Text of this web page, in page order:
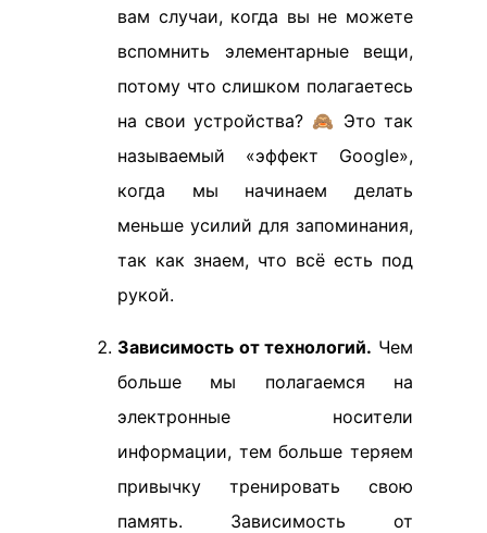
вам случаи, когда вы не можете
вспомнить элементарные вещи,
потому что слишком полагаетесь
на свои устройства? 🙈 Это так
называемый «эффект Google»,
когда мы начинаем делать
меньше усилий для запоминания,
так как знаем, что всё есть под
рукой.
Зависимость от технологий. Чем
больше мы полагаемся на
электронные носители
информации, тем больше теряем
привычку тренировать свою
память. Зависимость от